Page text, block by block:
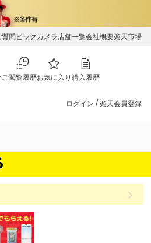
質問 ビックカメラ店舗一覧会社概要楽天市場
ご閲覧履歴お気に入り 購入履歴
ログイン / 楽天会員登録